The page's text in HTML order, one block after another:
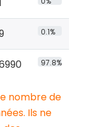
0.1%
97.8%
nombre de
Ils ne